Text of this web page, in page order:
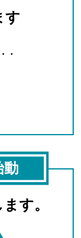
す
・
動
す。